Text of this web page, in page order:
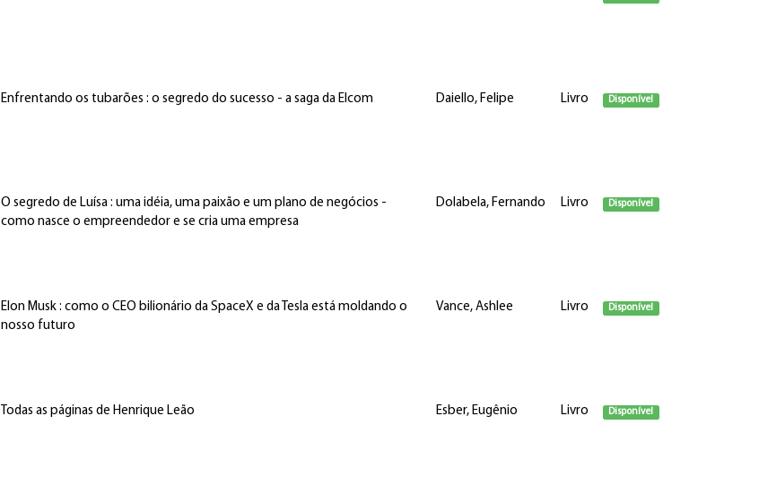
Enfrentando os tubarões : o segredo do sucesso - a saga da Elcom Daiello, Felipe Livro Disponível
O segredo de Luísa : uma idéia, uma paixão e um plano de negócios -
como nasce o empreendedor e se cria uma empresa
Dolabela, Fernando Livro Disponível
Elon Musk : como o CEO bilionário da SpaceX e da Tesla está moldando o
nosso futuro
Vance, Ashlee Livro Disponível
Todas as páginas de Henrique Leão Esber, Eugênio Livro Disponível